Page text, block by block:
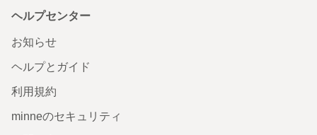
ヘルプセンター
お知らせ
ヘルプとガイド
利用規約
minneのセキュリティ